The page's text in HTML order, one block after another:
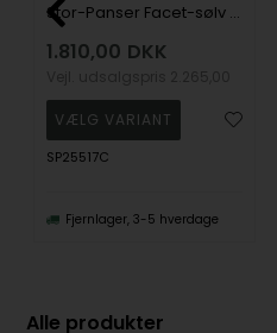
Stor-Panser Facet-sølv armbånd
1.810,00 DKK
SP25517C
Fjernlager, 3-5 hverdage
Alle produkter